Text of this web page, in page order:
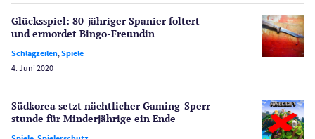
Spielerschutz
Sport
Wetten
Wirtschaft
Casino Testberichte
Bonus Ohne Einzahlung
Glücksspiel: 80-jähriger Spanier foltert
und ermordet Bingo-Freundin
Schlagzeilen,Spiele
4. Juni 2020
Südkorea setzt nächtlicher Gaming-Sperr­
stunde für Minder­jährige ein Ende